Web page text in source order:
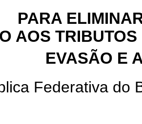
PARA
AOS
EVASÃO E
Federativa do